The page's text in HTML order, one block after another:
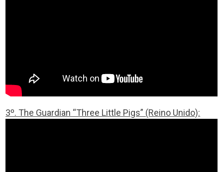
3º. The Guardian “Three Little Pigs” (Reino Unido):